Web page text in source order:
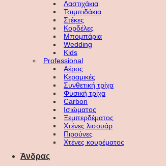
Λαστιχάκια
Τσιμπιδάκια
Στέκες
Κορδέλες
Μπομπάρια
Wedding
Kids
Professional
Αέρος
Κεραμικές
Συνθετική τρίχα
Φυσική τρίχα
Carbon
Ισιώματος
Ξεμπερδέματος
Χτένες λισουάρ
Πιρούνες
Χτένες κουρέματος
Άνδρας